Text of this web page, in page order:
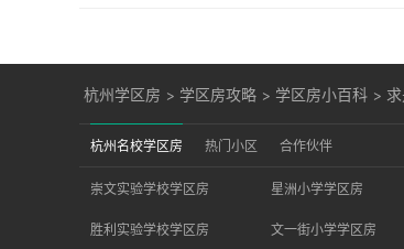
杭州学区房 > 学区房攻略 > 学区房小百科 >
杭州名校学区房 热门小区 合作伙伴
崇文实验学校学区房 星洲小学学区房
胜利实验学校学区房 文一街小学学区房